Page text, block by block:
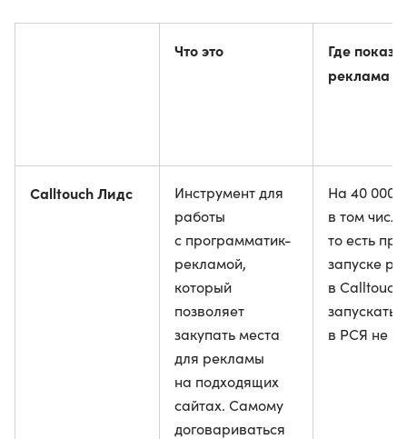
Что это
Где
реклама
Calltouch Лидс
Инструмент для
работы
с программатик-
рекламой,
который
позволяет
закупать места
для рекламы
на подходящих
сайтах. Самому
договариваться
На 40 000
в том
то есть при
запуске
в Calltouch
запускать
в РСЯ не